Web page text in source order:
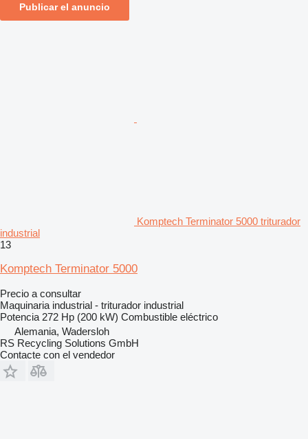
Publicar el anuncio
Komptech Terminator 5000 triturador
industrial
13
Komptech Terminator 5000
Precio a consultar
Maquinaria industrial - triturador industrial
Potencia 272 Hp (200 kW) Combustible eléctrico
Alemania, Wadersloh
RS Recycling Solutions GmbH
Contacte con el vendedor